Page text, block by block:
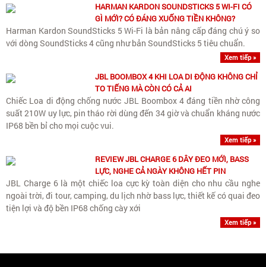
HARMAN KARDON SOUNDSTICKS 5 WI-FI CÓ
GÌ MỚI? CÓ ĐÁNG XUỐNG TIỀN KHÔNG?
Harman Kardon SoundSticks 5 Wi-Fi là bản nâng cấp đáng chú ý so
với dòng SoundSticks 4 cũng như bản SoundSticks 5 tiêu chuẩn.
Xem tiếp »
JBL BOOMBOX 4 KHI LOA DI ĐỘNG KHÔNG CHỈ
TO TIẾNG MÀ CÒN CÓ CẢ AI
Chiếc Loa di động chống nước JBL Boombox 4 đáng tiền nhờ công
suất 210W uy lực, pin tháo rời dùng đến 34 giờ và chuẩn kháng nước
IP68 bền bỉ cho mọi cuộc vui.
Xem tiếp »
REVIEW JBL CHARGE 6 DÂY ĐEO MỚI, BASS
LỰC, NGHE CẢ NGÀY KHÔNG HẾT PIN
JBL Charge 6 là một chiếc loa cực kỳ toàn diện cho nhu cầu nghe
ngoài trời, đi tour, camping, du lịch nhờ bass lực, thiết kế có quai đeo
tiện lợi và độ bền IP68 chống cày xới
Xem tiếp »